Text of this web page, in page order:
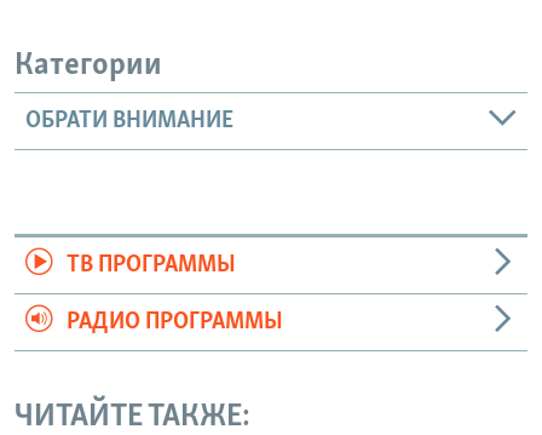
Категории
ОБРАТИ ВНИМАНИЕ
ТВ ПРОГРАММЫ
РАДИО ПРОГРАММЫ
ЧИТАЙТЕ ТАКЖЕ: